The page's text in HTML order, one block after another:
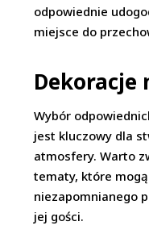
odpowiednie
miejsce do
Dekoracje
Wybór
jest kluczowy dla
atmosfery. Warto
tematy, które
niezapomnianego
jej gości.